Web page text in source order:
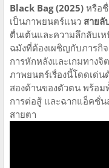
Black Bag (2025) หรือ
เป็นภาพยนตร์แนว สาย
ตื่นเต้นและความลึกลับเ
ฉมังที่ต้องเผชิญกับภารกิ
การหักหลังและเกมทาง
ภาพยนตร์เรื่องนี้โดดเด่
สองด้านของตัวตน พร้อม
การต่อสู้ และฉากแอ็คชั่
สายตา